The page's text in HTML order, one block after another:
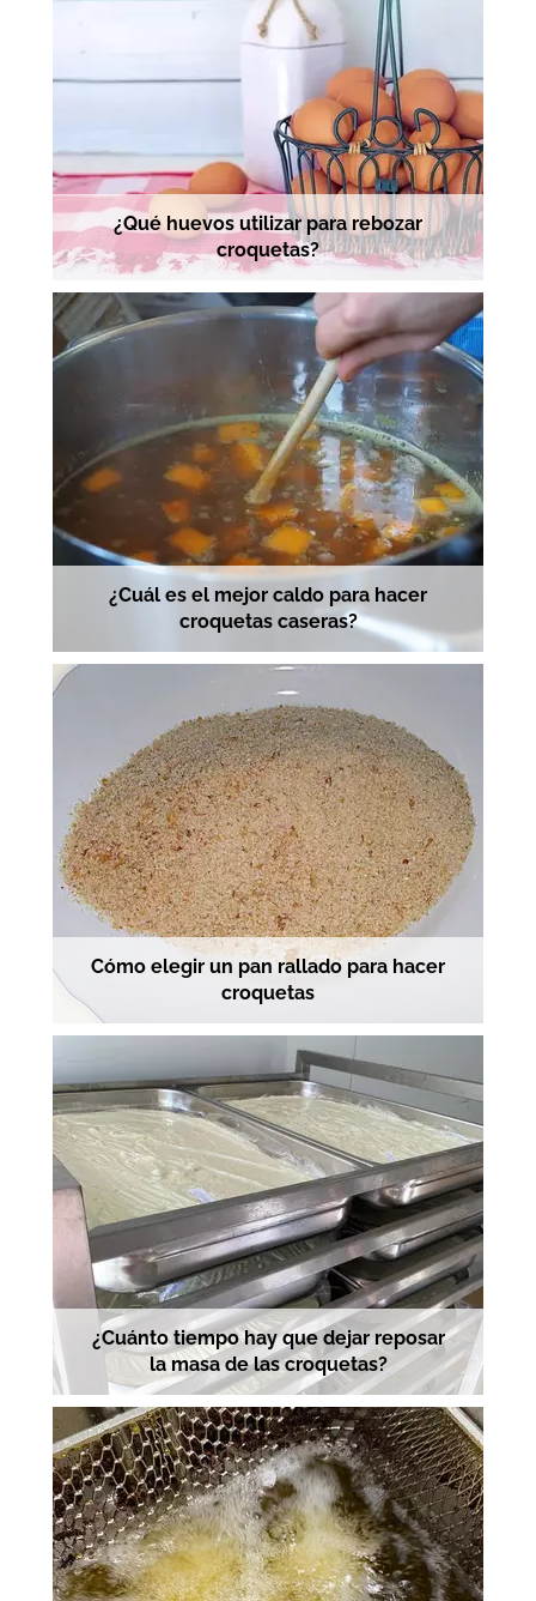
¿Qué huevos utilizar para rebozar
croquetas?
¿Cuál es el mejor caldo para hacer
croquetas caseras?
Cómo elegir un pan rallado para hacer
croquetas
¿Cuánto tiempo hay que dejar reposar
la masa de las croquetas?